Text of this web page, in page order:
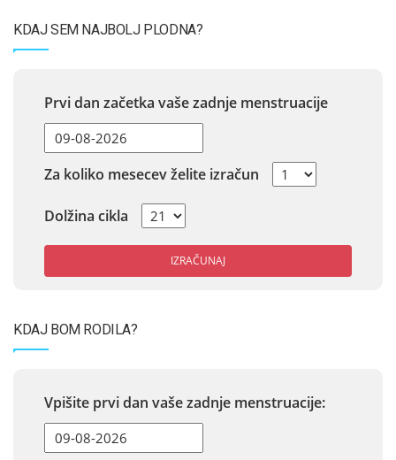
KDAJ SEM NAJBOLJ PLODNA?
Prvi dan začetka vaše zadnje menstruacije
Za koliko mesecev želite izračun
Dolžina cikla
IZRAČUNAJ
KDAJ BOM RODILA?
Vpišite prvi dan vaše zadnje menstruacije: